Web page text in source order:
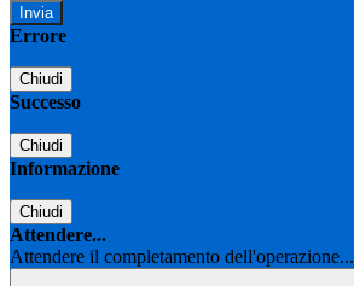
Errore
Chiudi
Successo
Chiudi
Informazione
Chiudi
Attendere...
Attendere il completamento dell'operazione...